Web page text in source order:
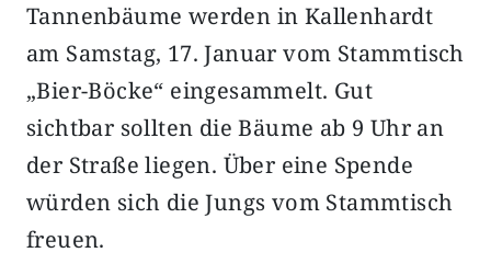
Tannenbäume werden in Kallenhardt
am Samstag, 17. Januar vom Stammtisch
„Bier-Böcke“ eingesammelt. Gut
sichtbar sollten die Bäume ab 9 Uhr an
der Straße liegen. Über eine Spende
würden sich die Jungs vom Stammtisch
freuen.